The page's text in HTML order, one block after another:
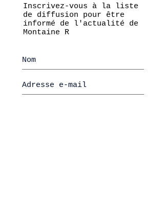
Inscrivez-vous à la liste
de diffusion pour être
informé de l'actualité de
Montaine R